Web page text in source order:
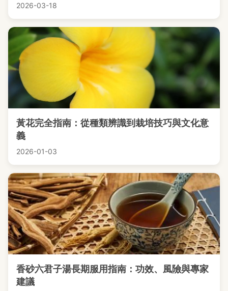
2026-03-18
黃花完全指南：從種類辨識到栽培技巧與文化意
義
2026-01-03
香砂六君子湯長期服用指南：功效、風險與專家
建議